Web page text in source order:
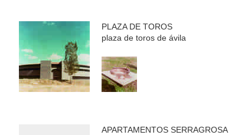
PLAZA DE TOROS
plaza de toros de ávila
APARTAMENTOS SERRAGROSA